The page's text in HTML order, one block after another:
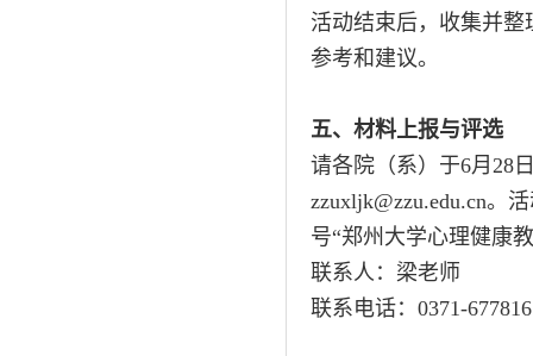
活动结束后，收集并
参考和建议。
五、材料上报与评选
请各院（系）于6月28
zzuxljk@zzu.edu.cn。
号“郑州大学心理健康
联系人：梁老师
联系电话：0371-